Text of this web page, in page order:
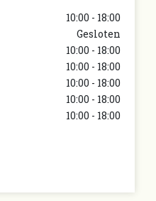
10:00 - 18:00
Gesloten
10:00 - 18:00
10:00 - 18:00
10:00 - 18:00
10:00 - 18:00
10:00 - 18:00